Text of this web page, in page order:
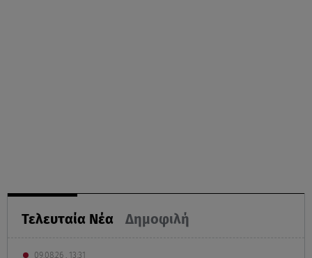
Τελευταία Νέα Δημοφιλή
09.08.26 , 13:31